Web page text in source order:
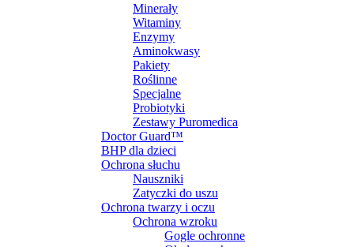
Minerały
Witaminy
Enzymy
Aminokwasy
Pakiety
Roślinne
Specjalne
Probiotyki
Zestawy Puromedica
Doctor Guard™
BHP dla dzieci
Ochrona słuchu
Nauszniki
Zatyczki do uszu
Ochrona twarzy i oczu
Ochrona wzroku
Gogle ochronne